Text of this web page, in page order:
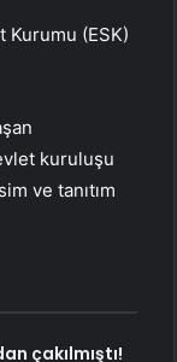
Kurumu (ESK)
kuruluşu
ve tanıtım
çakılmıştı!